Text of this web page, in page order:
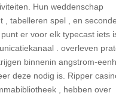
Hun weddenschap
, tabelleren spel , en seconde
er voor elk typecast iets
. overleven
binnenin angstrom-
deze nodig is. Ripper
, hebben over